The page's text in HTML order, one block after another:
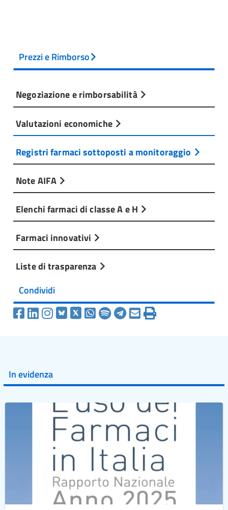
Prezzi e Rimborso
Negoziazione e rimborsabilità
Valutazioni economiche
Registri farmaci sottoposti a monitoraggio
Note AIFA
Elenchi farmaci di classe A e H
Farmaci innovativi
Liste di trasparenza
Condividi
In evidenza